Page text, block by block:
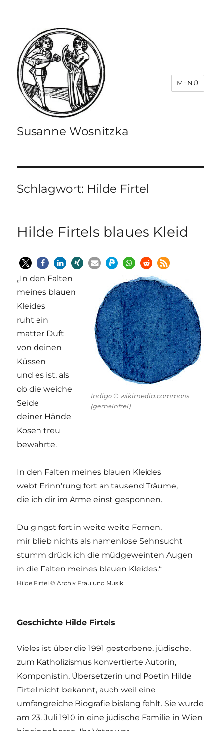
Susanne Wosnitzka
MENÜ
Schlagwort: Hilde Firtel
Hilde Firtels blaues Kleid
Indigo © wikimedia.commons
(gemeinfrei)
„In den Falten
meines blauen
Kleides
ruht ein
matter Duft
von deinen
Küssen
und es ist, als
ob die weiche
Seide
deiner Hände
Kosen treu
bewahrte.
In den Falten meines blauen Kleides
webt Erinn’rung fort an tausend Träume,
die ich dir im Arme einst gesponnen.
Du gingst fort in weite weite Fernen,
mir blieb nichts als namenlose Sehnsucht
stumm drück ich die müdgeweinten Augen
in die Falten meines blauen Kleides.“
Hilde Firtel © Archiv Frau und Musik
Geschichte Hilde Firtels
Vieles ist über die 1991 gestorbene, jüdische,
zum Katholizismus konvertierte Autorin,
Komponistin, Übersetzerin und Poetin Hilde
Firtel nicht bekannt, auch weil eine
umfangreiche Biografie bislang fehlt. Sie wurde
am 23. Juli 1910 in eine jüdische Familie in Wien